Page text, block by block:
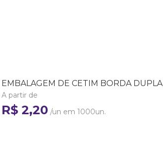
EMBALAGEM DE CETIM BORDA DUPLA
A partir de
R$ 2,20 /un em 1000un.